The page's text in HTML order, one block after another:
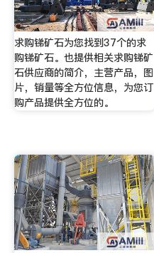
求购锑矿石为您找到37个的求
购锑矿石。也提供相关求购锑矿
石供应商的简介，主营产品，图
片，销量等全方位信息，为您订
购产品提供全方位的。